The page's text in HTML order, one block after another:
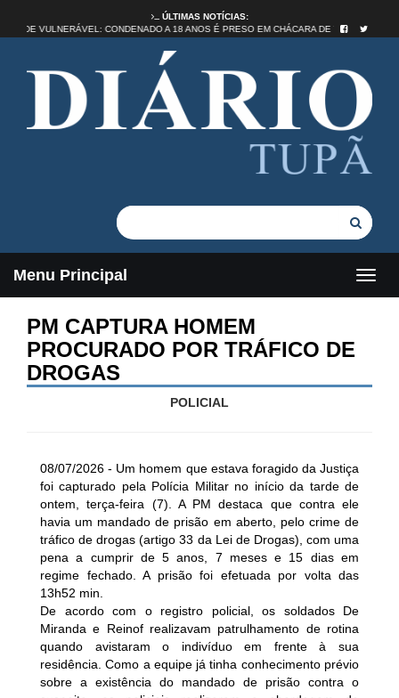
ÚLTIMAS NOTÍCIAS:
DE VULNERÁVEL: CONDENADO A 18 ANOS É PRESO EM CHÁCARA DE TUPÃ
Menu Principal
PM CAPTURA HOMEM
PROCURADO POR TRÁFICO DE
DROGAS
POLICIAL
08/07/2026 - Um homem que estava foragido da Justiça
foi capturado pela Polícia Militar no início da tarde de
ontem, terça-feira (7). A PM destaca que contra ele
havia um mandado de prisão em aberto, pelo crime de
tráfico de drogas (artigo 33 da Lei de Drogas), com uma
pena a cumprir de 5 anos, 7 meses e 15 dias em
regime fechado. A prisão foi efetuada por volta das
13h52 min.
De acordo com o registro policial, os soldados De
Miranda e Reinof realizavam patrulhamento de rotina
quando avistaram o indivíduo em frente à sua
residência. Como a equipe já tinha conhecimento prévio
sobre a existência do mandado de prisão contra o